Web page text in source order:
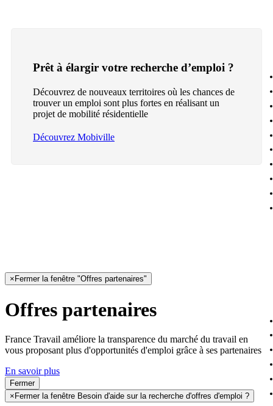
Prêt à élargir votre recherche d’emploi ?
Découvrez de nouveaux territoires où les chances de
trouver un emploi sont plus fortes en réalisant un
projet de mobilité résidentielle
Découvrez Mobiville
× Fermer la fenêtre "Offres partenaires"
Offres partenaires
France Travail améliore la transparence du marché du travail en
vous proposant plus d'opportunités d'emploi grâce à ses partenaires
En savoir plus
Fermer
× Fermer la fenêtre Besoin d'aide sur la recherche d'offres d'emploi ?